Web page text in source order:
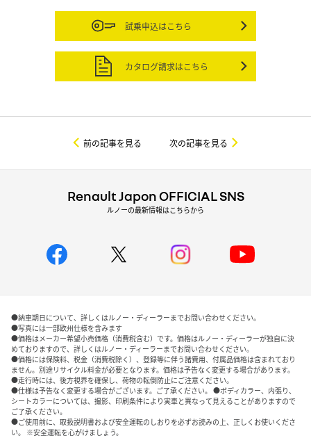
試乗申込はこちら
カタログ請求はこちら
前の記事を見る 次の記事を見る
Renault Japon OFFICIAL SNS
ルノーの最新情報はこちらから
●納車期日について、詳しくはルノー・ディーラーまでお問い合わせください。
●写真には一部欧州仕様を含みます
●価格はメーカー希望小売価格（消費税含む）です。価格はルノー・ディーラーが独自に決
めておりますので、詳しくはルノー・ディーラーまでお問い合わせください。
●価格には保険料、税金（消費税除く）、登録等に伴う諸費用、付属品価格は含まれており
ません。別途リサイクル料金が必要となります。価格は予告なく変更する場合があります。
●走行時には、後方視界を確保し、荷物の転倒防止にご注意ください。
●仕様は予告なく変更する場合がございます。ご了承ください。 ●ボディカラー、内張り、
シートカラーについては、撮影、印刷条件により実車と異なって見えることがありますので
ご了承ください。
●ご使用前に、取扱説明書および安全運転のしおりを必ずお読みの上、正しくお使いくださ
い。 ※安全運転を心がけましょう。